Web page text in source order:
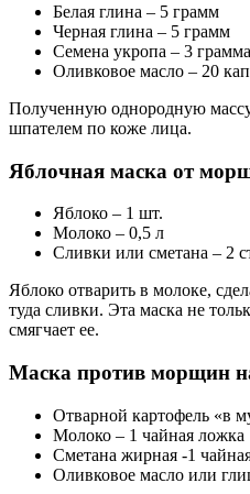
Белая глина – 5 грамм
Черная глина – 5 грамм
Семена укропа – 3 грамма
Оливковое масло – 20
Полученную однородную
шпателем по коже лица.
Яблочная маска от
Яблоко – 1 шт.
Молоко – 0,5 л
Сливки или сметана – 2
Яблоко отварить в молоке,
туда сливки. Эта маска не
смягчает ее.
Маска против морщин
Отварной картофель «в
Молоко – 1 чайная ложка
Сметана жирная -1
Оливковое масло или